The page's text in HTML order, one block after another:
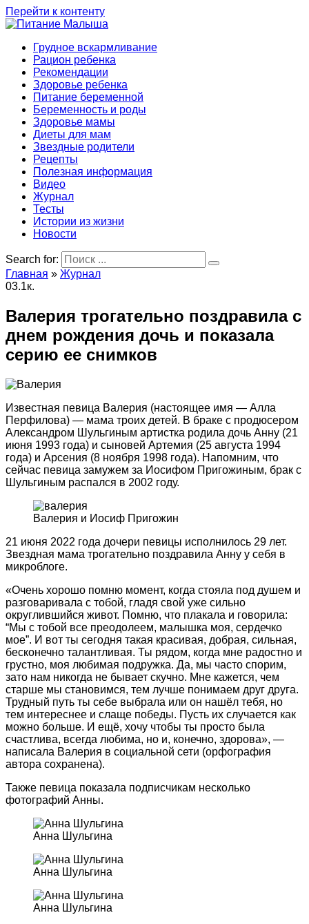
Перейти к контенту
Грудное вскармливание
Рацион ребенка
Рекомендации
Здоровье ребенка
Питание беременной
Беременность и роды
Здоровье мамы
Диеты для мам
Звездные родители
Рецепты
Полезная информация
Видео
Журнал
Тесты
Истории из жизни
Новости
Search for:
Главная » Журнал
03.1к.
Валерия трогательно поздравила с
днем рождения дочь и показала
серию ее снимков
Известная певица Валерия (настоящее имя — Алла
Перфилова) — мама троих детей. В браке с продюсером
Александром Шульгиным артистка родила дочь Анну (21
июня 1993 года) и сыновей Артемия (25 августа 1994
года) и Арсения (8 ноября 1998 года). Напомним, что
сейчас певица замужем за Иосифом Пригожиным, брак с
Шульгиным распался в 2002 году.
Валерия и Иосиф Пригожин
21 июня 2022 года дочери певицы исполнилось 29 лет.
Звездная мама трогательно поздравила Анну у себя в
микроблоге.
«Очень хорошо помню момент, когда стояла под душем и
разговаривала с тобой, гладя свой уже сильно
округлившийся живот. Помню, что плакала и говорила:
“Мы с тобой все преодолеем, малышка моя, сердечко
мое”. И вот ты сегодня такая красивая, добрая, сильная,
бесконечно талантливая. Ты рядом, когда мне радостно и
грустно, моя любимая подружка. Да, мы часто спорим,
зато нам никогда не бывает скучно. Мне кажется, чем
старше мы становимся, тем лучше понимаем друг друга.
Трудный путь ты себе выбрала или он нашёл тебя, но
тем интереснее и слаще победы. Пусть их случается как
можно больше. И ещё, хочу чтобы ты просто была
счастлива, всегда любима, но и, конечно, здорова», —
написала Валерия в социальной сети (орфография
автора сохранена).
Также певица показала подписчикам несколько
фотографий Анны.
Анна Шульгина
Анна Шульгина
Анна Шульгина